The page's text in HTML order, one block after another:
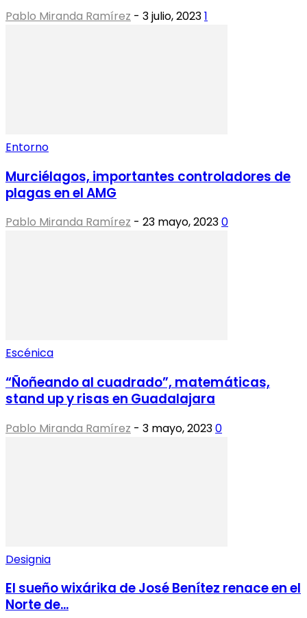
Pablo Miranda Ramírez - 3 julio, 20231
Entorno
Murciélagos, importantes controladores de
plagas en el AMG
Pablo Miranda Ramírez - 23 mayo, 20230
Escénica
“Ñoñeando al cuadrado”, matemáticas,
stand up y risas en Guadalajara
Pablo Miranda Ramírez - 3 mayo, 20230
Designia
El sueño wixárika de José Benítez renace en el
Norte de...